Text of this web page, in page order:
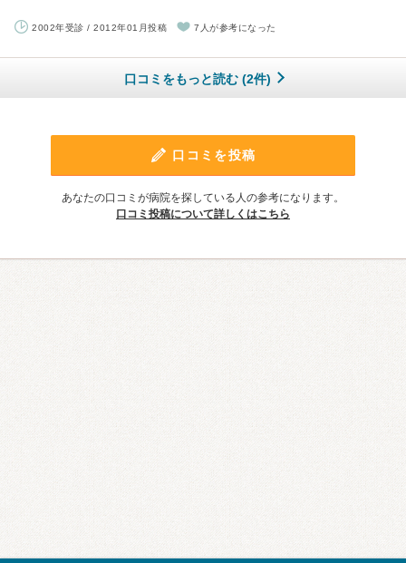
2002年受診 / 2012年01月投稿 7人が参考になった
口コミをもっと読む (2件)
口コミを投稿
あなたの口コミが病院を探している人の参考になります。
口コミ投稿について詳しくはこちら